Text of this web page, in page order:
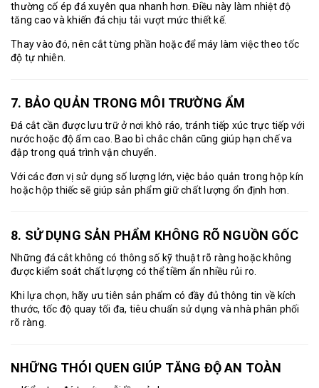
thường cố ép đá xuyên qua nhanh hơn. Điều này làm nhiệt độ
tăng cao và khiến đá chịu tải vượt mức thiết kế.
Thay vào đó, nên cắt từng phần hoặc để máy làm việc theo tốc
độ tự nhiên.
7. BẢO QUẢN TRONG MÔI TRƯỜNG ẨM
Đá cắt cần được lưu trữ ở nơi khô ráo, tránh tiếp xúc trực tiếp với
nước hoặc độ ẩm cao. Bao bì chắc chắn cũng giúp hạn chế va
đập trong quá trình vận chuyển.
Với các đơn vị sử dụng số lượng lớn, việc bảo quản trong hộp kín
hoặc hộp thiếc sẽ giúp sản phẩm giữ chất lượng ổn định hơn.
8. SỬ DỤNG SẢN PHẨM KHÔNG RÕ NGUỒN GỐC
Những đá cắt không có thông số kỹ thuật rõ ràng hoặc không
được kiểm soát chất lượng có thể tiềm ẩn nhiều rủi ro.
Khi lựa chọn, hãy ưu tiên sản phẩm có đầy đủ thông tin về kích
thước, tốc độ quay tối đa, tiêu chuẩn sử dụng và nhà phân phối
rõ ràng.
NHỮNG THÓI QUEN GIÚP TĂNG ĐỘ AN TOÀN